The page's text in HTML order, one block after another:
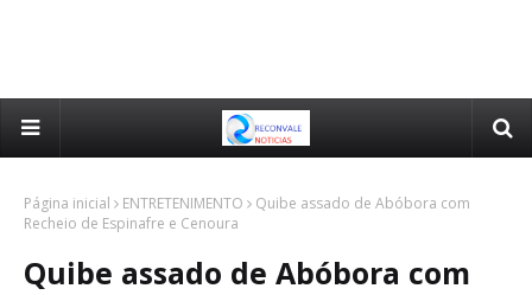
Página inicial ENTRETENIMENTO
Quibe assado de Abóbora com
Recheio de Espinafre e Cenoura
Quibe assado de Abóbora com